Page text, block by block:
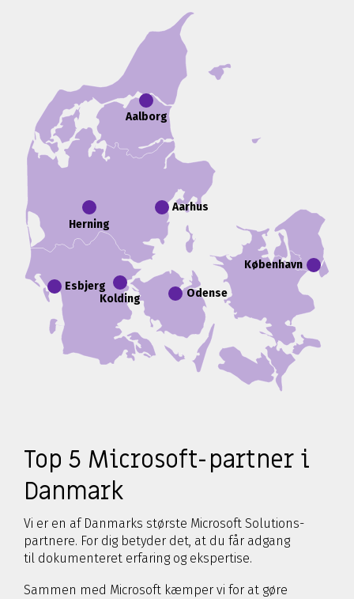
Aalborg
Aarhus
Herning
Esbjerg
Kolding
Odense
København
Top 5 Microsoft-partner i
Danmark
Vi er en af Danmarks største Microsoft Solutions-
partnere. For dig betyder det, at du får adgang
til dokumenteret erfaring og ekspertise.
Sammen med Microsoft kæmper vi for at gøre